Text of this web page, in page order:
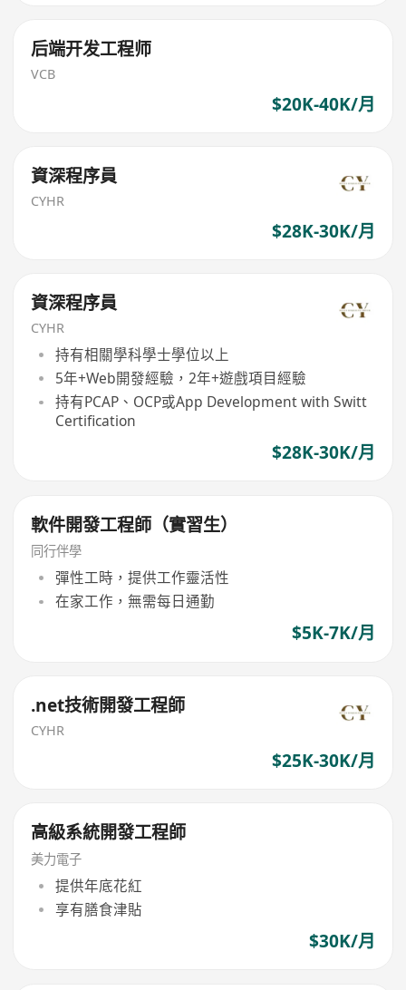
后端开发工程师
VCB
$20K-40K/月
資深程序員
CYHR
$28K-30K/月
資深程序員
CYHR
持有相關學科學士學位以上
5年+Web開發經驗，2年+遊戲項目經驗
持有PCAP、OCP或App Development with Switt
Certification
$28K-30K/月
軟件開發工程師（實習生）
同行伴學
彈性工時，提供工作靈活性
在家工作，無需每日通勤
$5K-7K/月
.net技術開發工程師
CYHR
$25K-30K/月
高級系統開發工程師
美力電子
提供年底花紅
享有膳食津貼
$30K/月